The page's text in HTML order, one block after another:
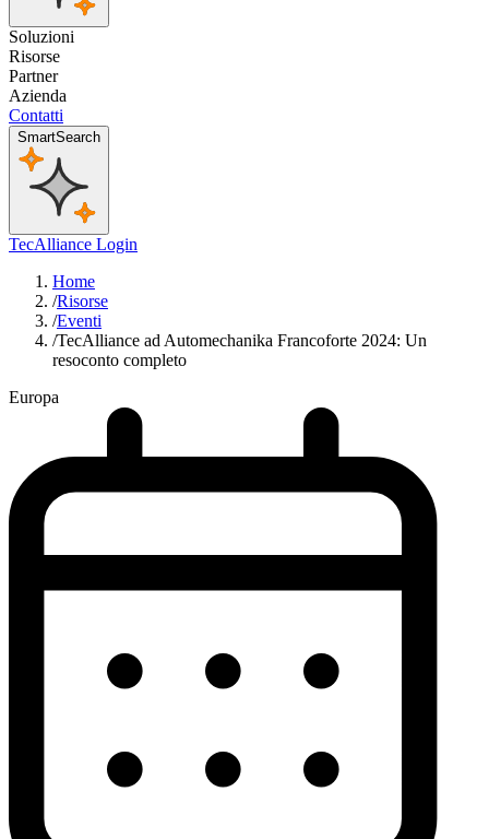
Soluzioni
Risorse
Partner
Azienda
Contatti
SmartSearch
TecAlliance Login
Home
/Risorse
/Eventi
/TecAlliance ad Automechanika Francoforte 2024: Un
resoconto completo
Europa